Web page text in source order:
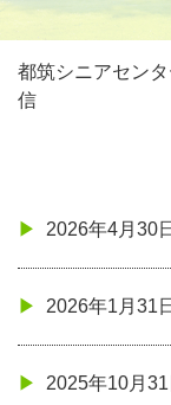
都筑シニアセン
信
2026年4月30
2026年1月31
2025年10月